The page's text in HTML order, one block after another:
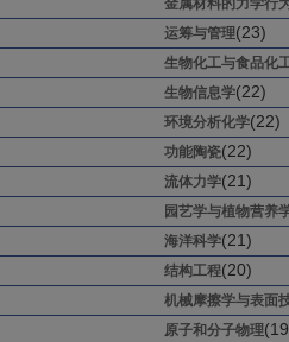
金属材料的力学行
运筹与管理(23)
生物化工与食品化
生物信息学(22)
环境分析化学(22)
功能陶瓷(22)
流体力学(21)
园艺学与植物营养
海洋科学(21)
结构工程(20)
机械摩擦学与表面
原子和分子物理